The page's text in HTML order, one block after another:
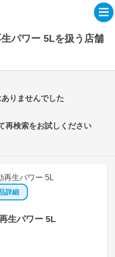
パワー 5Lを扱う店舗
詳細
生パワー 5L
りませんでした
再検索をお試しください